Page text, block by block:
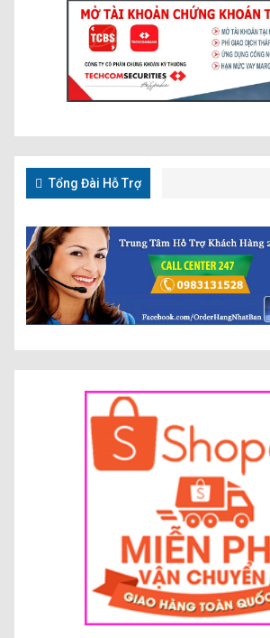
Tổng Đài Hỗ Trợ